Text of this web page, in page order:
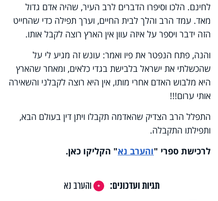
לחינם. הלכו וסיפרו הדברים לרב העיר, שהיה אדם גדול
מאד. עמד הרב והלך לבית החיים, וערך תפילה כדי שהחייט
הזה ידבר ויספר על איזה עוון אין הארץ רוצה לקבל אותו.
והנה, פתח הנפטר את פיו ואמר: עונש זה מגיע לי על
שהכשלתי את ישראל בלבישת בגדי כלאים, ומאחר שהארץ
היא מלבוש האדם אחרי מותו, אין היא רוצה לקבלני והשאירה
אותי ערום!!!
התפלל הרב הצדיק שהאדמה תקבלו ויתן דין בעולם הבא,
ותפילתו התקבלה.
לרכישת ספרי
"והערב נא" הקליקו כאן.
תגיות ועדכונים:
והערב נא